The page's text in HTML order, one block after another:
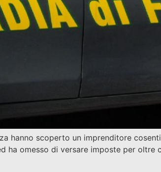
hanno scoperto un imprenditore
omesso di versare imposte per oltre